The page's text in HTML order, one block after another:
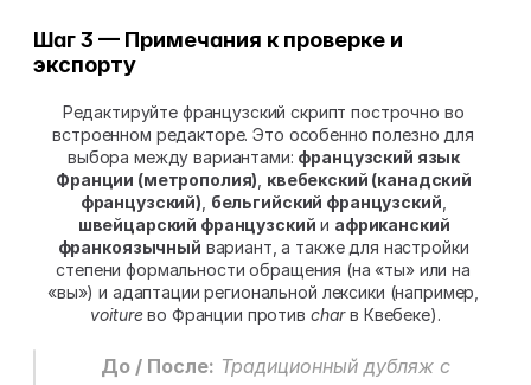
Шаг 3 — Примечания к проверке и
экспорту
Редактируйте французский скрипт построчно во
встроенном редакторе. Это особенно полезно для
выбора между вариантами: французский язык
Франции (метрополия), квебекский (канадский
французский), бельгийский французский
швейцарский французский и африканский
франкоязычный вариант, а также для настройки
степени формальности обращения (на «ты» или на
voiture во Франции против char в Квебеке).
До / После: Традиционный дубляж с